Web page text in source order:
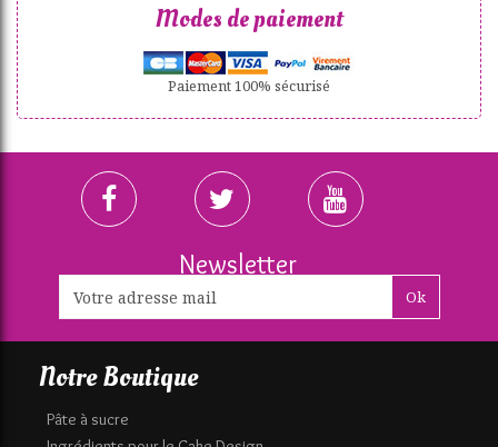
Modes de paiement
Paiement 100% sécurisé
Newsletter
Ok
Notre Boutique
Pâte à sucre